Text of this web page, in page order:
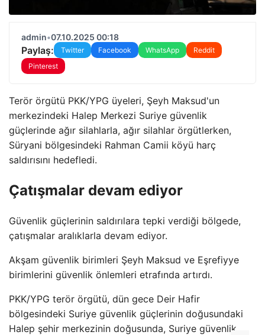
admin•07.10.2025 00:18
Paylaş: Twitter Facebook WhatsApp
Reddit
Pinterest
Terör örgütü PKK/YPG üyeleri, Şeyh Maksud'un
merkezindeki Halep Merkezi Suriye güvenlik
güçlerinde ağır silahlarla, ağır silahlar örgütlerken,
Süryani bölgesindeki Rahman Camii köyü harç
saldırısını hedefledi.
Çatışmalar devam ediyor
Güvenlik güçlerinin saldırılara tepki verdiği bölgede,
çatışmalar aralıklarla devam ediyor.
Akşam güvenlik birimleri Şeyh Maksud ve Eşrefiyye
birimlerini güvenlik önlemleri etrafında artırdı.
PKK/YPG terör örgütü, dün gece Deir Hafir
bölgesindeki Suriye güvenlik güçlerinin doğusundaki
Halep şehir merkezinin doğusunda, Suriye güvenlik